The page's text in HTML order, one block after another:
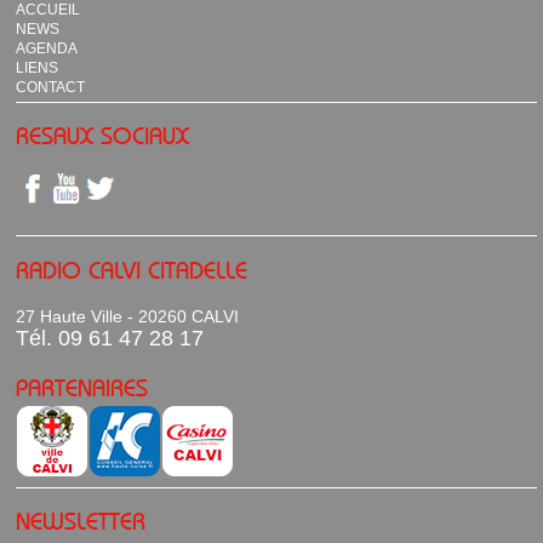
ACCUEIL
NEWS
AGENDA
LIENS
CONTACT
RESAUX SOCIAUX
RADIO CALVI CITADELLE
27 Haute Ville - 20260 CALVI
Tél. 09 61 47 28 17
PARTENAIRES
NEWSLETTER